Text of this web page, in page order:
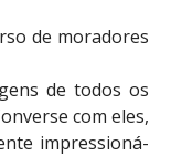
de moradores
de todos os
com eles,
impressioná-